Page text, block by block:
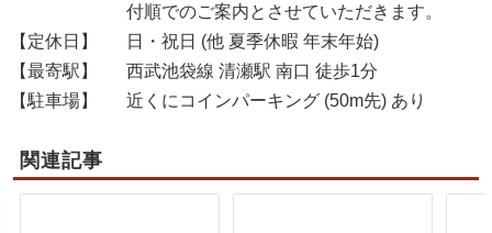
付順でのご案内とさせていただきます。
【定休日】
日・祝日 (他 夏季休暇 年末年始)
【最寄駅】
西武池袋線 清瀬駅 南口 徒歩1分
【駐車場】
近くにコインパーキング (50m先) あり
関連記事